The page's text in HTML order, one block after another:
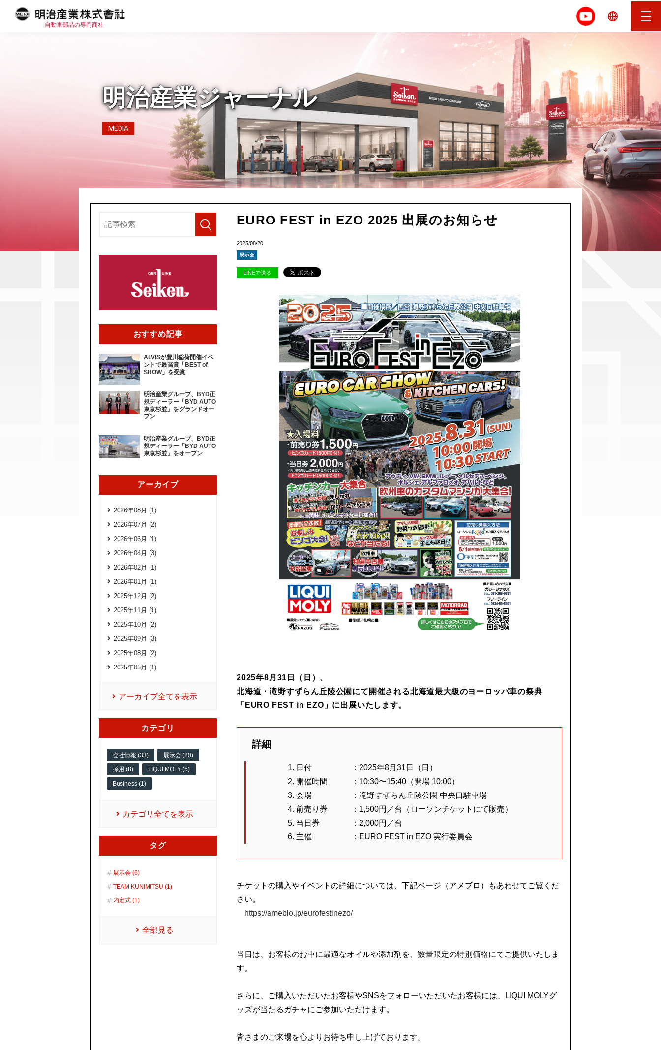
自動車部品の専門商社
明治産業ジャーナル
MEDIA
EURO FEST in EZO 2025 出展のお知らせ
2025/08/20
展示会
LINEで送る
2025年8月31日（日）、
北海道・滝野すずらん丘陵公園にて開催される北海道最大級のヨーロッパ車の祭典
「EURO FEST in EZO」に出展いたします。
詳細
日付 ：2025年8月31日（日）
開催時間 ：10:30〜15:40（開場 10:00）
会場 ：滝野すずらん丘陵公園 中央口駐車場
前売り券 ：1,500円／台（ローソンチケットにて販売）
当日券 ：2,000円／台
主催 ：EURO FEST in EZO 実行委員会
チケットの購入やイベントの詳細については、下記ページ（アメブロ）もあわせてご覧くだ
さい。
https://ameblo.jp/eurofestinezo/
当日は、お客様のお車に最適なオイルや添加剤を、数量限定の特別価格にてご提供いたしま
す。
さらに、ご購入いただいたお客様やSNSをフォローいただいたお客様には、LIQUI MOLYグ
ッズが当たるガチャにご参加いただけます。
皆さまのご来場を心よりお待ち申し上げております。
おすすめ記事
ALVISが豊川稲荷開催イベ
ントで最高賞「BEST of
SHOW」を受賞
明治産業グループ、BYD正
規ディーラー「BYD AUTO
東京杉並」をグランドオー
プン
明治産業グループ、BYD正
規ディーラー「BYD AUTO
東京杉並」をオープン
アーカイブ
2026年08月 (1)
2026年07月 (2)
2026年06月 (1)
2026年04月 (3)
2026年02月 (1)
2026年01月 (1)
2025年12月 (2)
2025年11月 (1)
2025年10月 (2)
2025年09月 (3)
2025年08月 (2)
2025年05月 (1)
アーカイブ全てを表示
カテゴリ
会社情報 (33) 展示会 (20)
採用 (8) LIQUI MOLY (5)
Business (1)
カテゴリ全てを表示
タグ
展示会 (6)
TEAM KUNIMITSU (1)
内定式 (1)
全部見る